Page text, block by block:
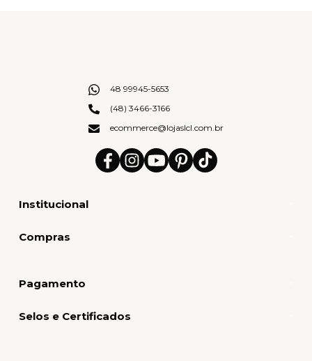
Institucional
Compras
48 99945-5653
(48) 3466-3166
ecommerce@lojaslcl.com.br
Pagamento
Selos e Certificados